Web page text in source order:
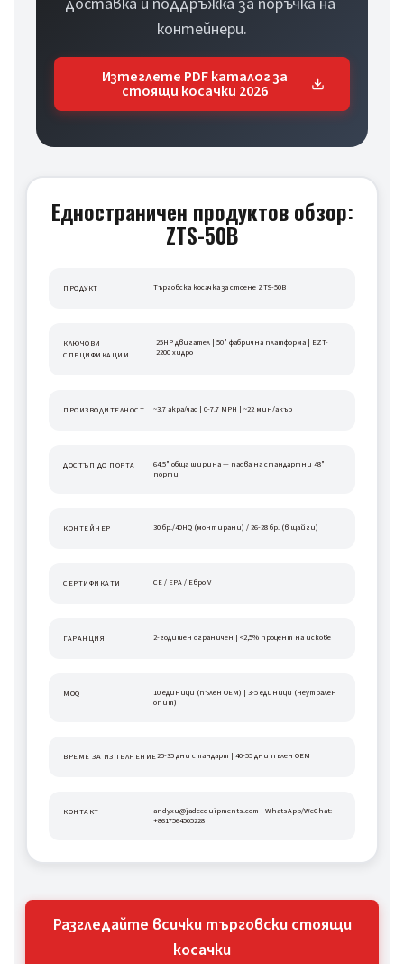
контейнери.
Изтеглете PDF каталог за
стоящи косачки 2026
Едностраничен продуктов обзор:
ZTS-50B
ПРОДУКТ Търговска косачка за стоене ZTS-50B
КЛЮЧОВИ
СПЕЦИФИКАЦИИ
25HP двигател | 50" фабрична платформа | EZT-
2200 хидро
ПРОИЗВОДИТЕЛНОСТ ~3.7 акра/час | 0-7.7 MPH | ~22 мин/акър
ДОСТЪП ДО ПОРТА
64.5" обща ширина — пасва на стандартни 48"
порти
КОНТЕЙНЕР 30 бр./40HQ (монтирани) / 26-28 бр. (в щайги)
СЕРТИФИКАТИ CE / EPA / Евро V
ГАРАНЦИЯ 2-годишен ограничен | <2,5% процент на искове
MOQ
10 единици (пълен OEM) | 3-5 единици (неутрален
опит)
ВРЕМЕ ЗА ИЗПЪЛНЕНИЕ25-35 дни стандарт | 40-55 дни пълен OEM
КОНТАКТ
andyxu@jadeequipments.com | WhatsApp/WeChat:
+8617564505228
Разгледайте всички търговски стоящи
косачки